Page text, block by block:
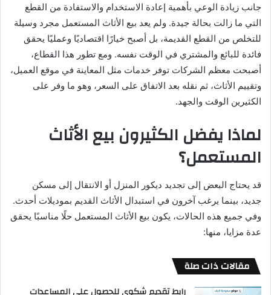
جانب زيادة الوعي بأهمية إعادة الاستخدام والاستفادة من القطع
التي ما زالت بحالة جيدة. ولم يعد بيع الأثاث المستعمل مجرد وسيلة
للتخلص من القطع القديمة، بل أصبح خيارًا اقتصاديًا وعمليًا يحقق
فائدة للبائع والمشتري في الوقت نفسه. ومع تطور هذا القطاع،
أصبحت معظم الشركات توفر خدمات مثل المعاينة في موقع العميل،
وتقييم الأثاث، ثم نقله بعد الاتفاق على السعر، وهو ما وفر على
الكثيرين الوقت والجهد.
لماذا يفضل الكثيرون بيع الأثاث
المستعمل؟
قد يحتاج البعض إلى تجديد ديكور المنزل أو الانتقال إلى مسكن
جديد، بينما يرغب آخرون في استبدال الأثاث القديم بموديلات أحدث.
وفي جميع هذه الحالات، يكون بيع الأثاث المستعمل حلًا مناسبًا يحقق
عدة مزايا، منها:
مقالات ذات صلة